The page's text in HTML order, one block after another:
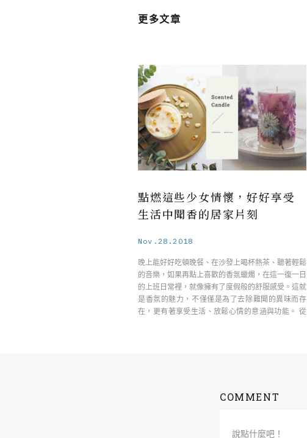
更多文章
點燃這些少女情懷，好好享受
生活中聞香的居家片刻
Nov.28.2018
晚上能好好吃頓晚餐、在沙發上喝杯熱茶、聽著輕鬆
的音樂，如果再點上喜歡的香氛蠟燭，在這一復一日
的上班日常裡，就像擁有了度假般的舒服感受。這就
是香氛的魅力，不僅僅是為了去除難聞的異味而存
在，更有著享受生活、放鬆心情的意涵與功能。 從
COMMENT
說點什麼吧！